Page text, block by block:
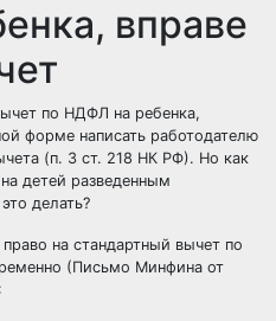
вправе
по НДФЛ на ребенка,
форме написать работодателю
(п. 3 ст. 218 НК РФ). Но как
детей разведенным
делать?
на стандартный вычет по
(Письмо Минфина от